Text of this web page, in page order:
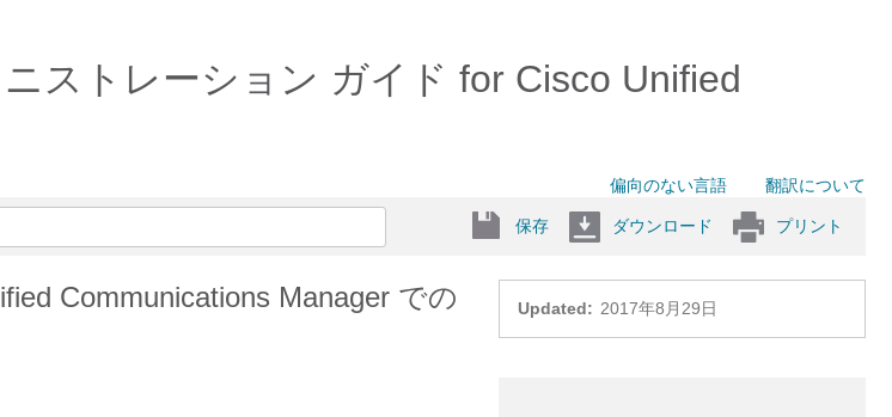
ストレーション ガイド for Cisco Unified
偏向のない言語 翻訳について
保存 ダウンロード プリント
Updated: 2017年8月29日
Communications Manager での